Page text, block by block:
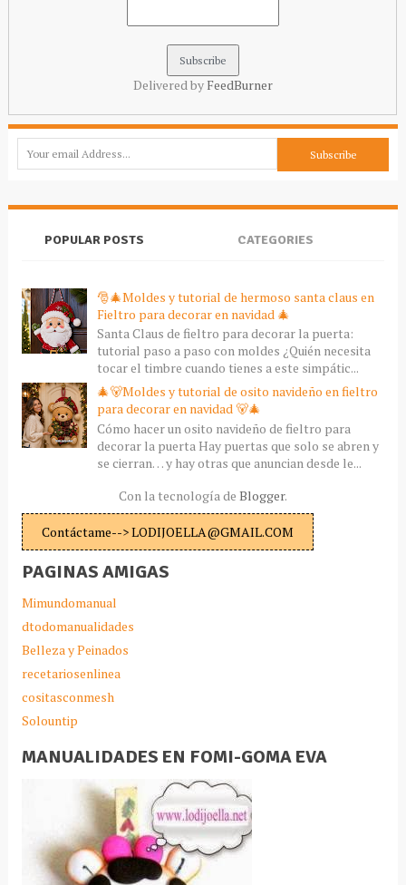
Delivered by FeedBurner
POPULAR POSTS CATEGORIES
🎅🎄Moldes y tutorial de hermoso santa claus en
Fieltro para decorar en navidad 🎄
Santa Claus de fieltro para decorar la puerta:
tutorial paso a paso con moldes ¿Quién necesita
tocar el timbre cuando tienes a este simpátic...
🎄🐻Moldes y tutorial de osito navideño en fieltro
para decorar en navidad 🐻🎄
Cómo hacer un osito navideño de fieltro para
decorar la puerta Hay puertas que solo se abren y
se cierran… y hay otras que anuncian desde le...
Con la tecnología de Blogger.
Contáctame--> LODIJOELLA@GMAIL.COM
PAGINAS AMIGAS
Mimundomanual
dtodomanualidades
Belleza y Peinados
recetariosenlinea
cositasconmesh
Solountip
MANUALIDADES EN FOMI-GOMA EVA